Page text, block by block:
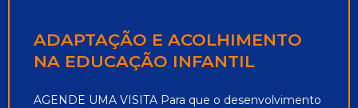
ADAPTAÇÃO E ACOLHIMENTO
NA EDUCAÇÃO INFANTIL
AGENDE UMA VISITA Para que o desenvolvimento